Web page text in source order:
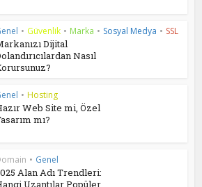
• Güvenlik • Marka • Sosyal Medya • SSL
Dijital
Nasıl
• Hosting
Web Site mi, Özel
mı?
• Genel
Alan Adı Trendleri:
Uzantılar Popüler...